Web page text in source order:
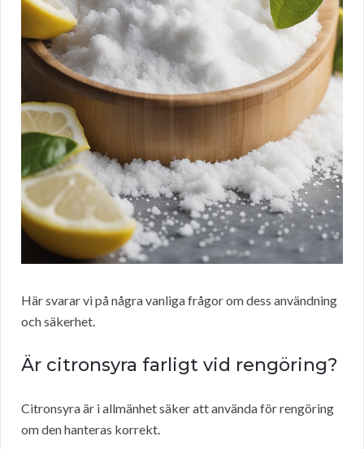
Här svarar vi på några vanliga frågor om dess användning
och säkerhet.
Är citronsyra farligt vid rengöring?
Citronsyra är i allmänhet säker att använda för rengöring
om den hanteras korrekt.